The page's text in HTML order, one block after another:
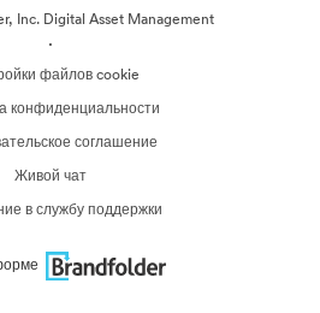
Inc. Digital Asset Management
·
файлов cookie
конфиденциальности
соглашение
Живой чат
в службу поддержки